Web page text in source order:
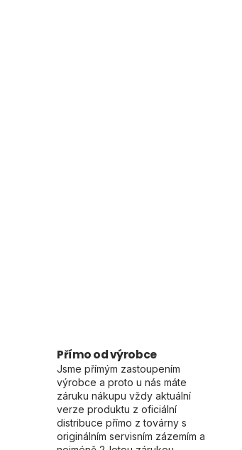
Přímo od výrobce
Jsme přímým zastoupením
výrobce a proto u nás máte
záruku nákupu vždy aktuální
verze produktu z oficiální
distribuce přímo z továrny s
originálním servisním zázemím a